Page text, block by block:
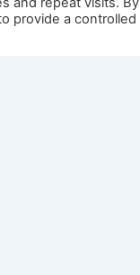
provide a controlled